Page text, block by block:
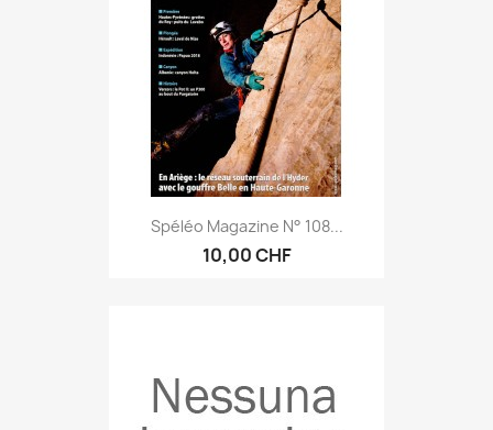
Spéléo Magazine N° 108...
10,00 CHF